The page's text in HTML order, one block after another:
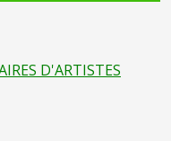
D'ARTISTES